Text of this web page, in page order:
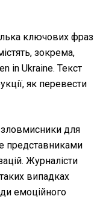
ключових фраз
зокрема,
in Ukraine. Текст
як перевести
зловмисники для
представниками
Журналісти
випадках
емоційного